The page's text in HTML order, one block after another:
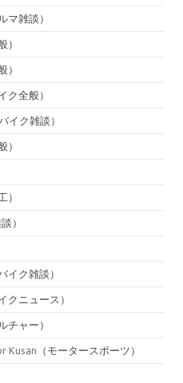
マ雑談）
）
）
ク全般）
バイク雑談）
）
）
）
イク雑談）
クニュース）
チャー）
Kusan （モータースポーツ）